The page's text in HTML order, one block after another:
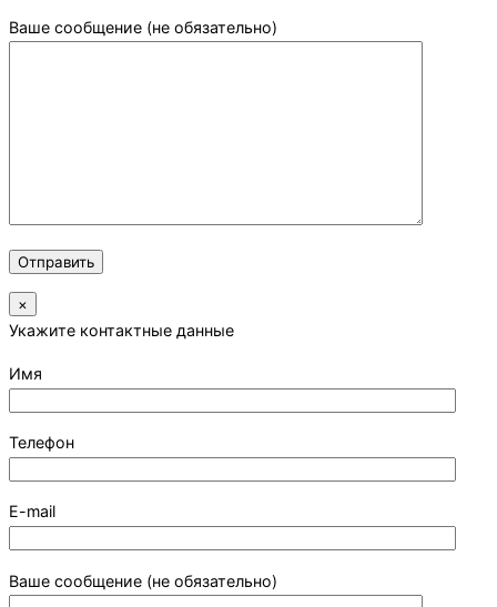
Ваше сообщение (не обязательно)
×
Укажите контактные данные
Имя
Телефон
E-mail
Ваше сообщение (не обязательно)